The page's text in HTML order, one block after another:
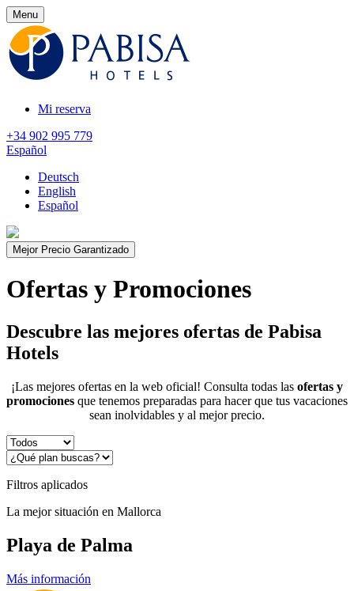
Menu
Mi reserva
+34 902 995 779
Español
Deutsch
English
Español
Mejor Precio Garantizado
Ofertas y Promociones
Descubre las mejores ofertas de Pabisa
Hotels
¡Las mejores ofertas en la web oficial! Consulta todas las ofertas y
promociones que tenemos preparadas para hacer que tus vacaciones
sean inolvidables y al mejor precio.
Filtros aplicados
La mejor situación en Mallorca
Playa de Palma
Más información